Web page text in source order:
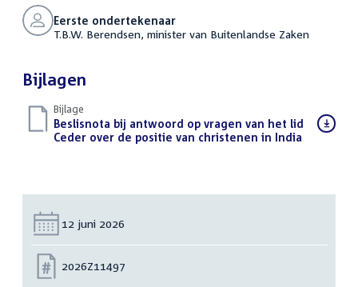
Eerste ondertekenaar
T.B.W. Berendsen, minister van Buitenlandse Zaken
Bijlagen
Bijlage
Download
bestand:
Beslisnota bij antwoord op vragen van het lid
Ceder over de positie van christenen in India (PDF)
Datum:
12 juni 2026
Nummer:
2026Z11497